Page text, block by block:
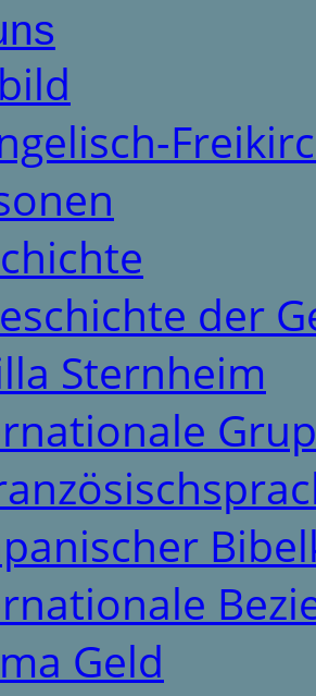
der
Sternheim
Geld